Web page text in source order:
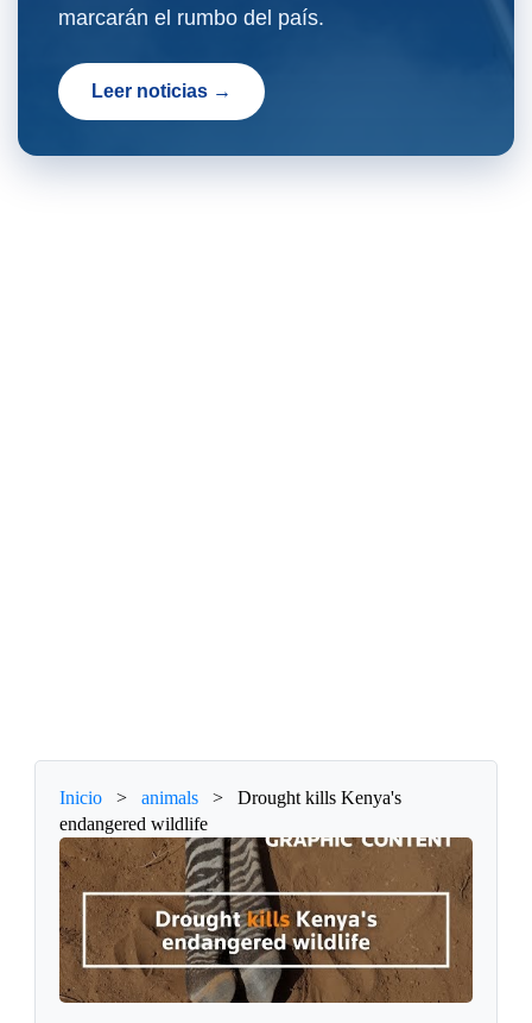
marcarán el rumbo del país.
Leer noticias →
Inicio > animals >
Drought kills Kenya's
endangered wildlife